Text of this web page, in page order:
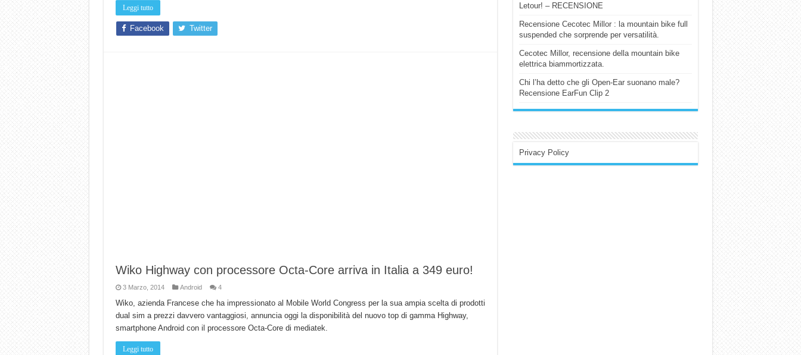
Leggi tutto
Facebook Twitter
Wiko Highway con processore Octa-Core arriva in Italia a 349 euro!
3 Marzo, 2014 Android 4
Wiko, azienda Francese che ha impressionato al Mobile World Congress per la sua ampia scelta di prodotti
dual sim a prezzi davvero vantaggiosi, annuncia oggi la disponibilità del nuovo top di gamma Highway,
smartphone Android con il processore Octa-Core di mediatek.
Leggi tutto
Letour! – RECENSIONE
Recensione Cecotec Millor : la mountain bike full
suspended che sorprende per versatilità.
Cecotec Millor, recensione della mountain bike
elettrica biammortizzata.
Chi l’ha detto che gli Open-Ear suonano male?
Recensione EarFun Clip 2
Privacy Policy